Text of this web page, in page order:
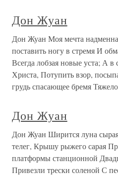
Дон Жуан
Дон Жуан Моя мечта
поставить ногу в стремя И
Всегда лобзая новые уста; А в
Христа, Потупить взор,
грудь спасающее бремя
Дон Жуан
Дон Жуан Ширится луна
телег, Крышу рыжего сарая
платформы станционной
Привезли трески соленой С